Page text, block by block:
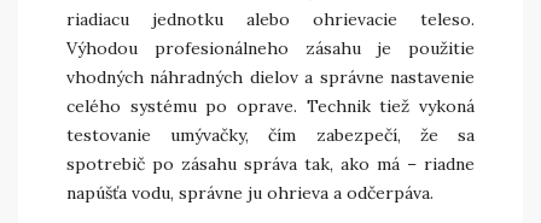
riadiacu jednotku alebo ohrievacie teleso.
Výhodou profesionálneho zásahu je použitie
vhodných náhradných dielov a správne nastavenie
celého systému po oprave. Technik tiež vykoná
testovanie umývačky, čím zabezpečí, že sa
spotrebič po zásahu správa tak, ako má – riadne
napúšťa vodu, správne ju ohrieva a odčerpáva.